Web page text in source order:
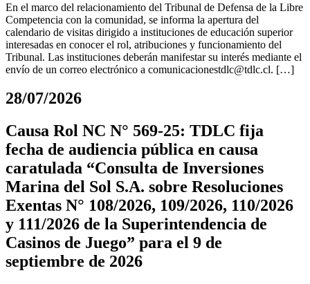
En el marco del relacionamiento del Tribunal de Defensa de la Libre
Competencia con la comunidad, se informa la apertura del
calendario de visitas dirigido a instituciones de educación superior
interesadas en conocer el rol, atribuciones y funcionamiento del
Tribunal. Las instituciones deberán manifestar su interés mediante el
envío de un correo electrónico a comunicacionestdlc@tdlc.cl. […]
28/07/2026
Causa Rol NC N° 569-25: TDLC fija
fecha de audiencia pública en causa
caratulada “Consulta de Inversiones
Marina del Sol S.A. sobre Resoluciones
Exentas N° 108/2026, 109/2026, 110/2026
y 111/2026 de la Superintendencia de
Casinos de Juego” para el 9 de
septiembre de 2026